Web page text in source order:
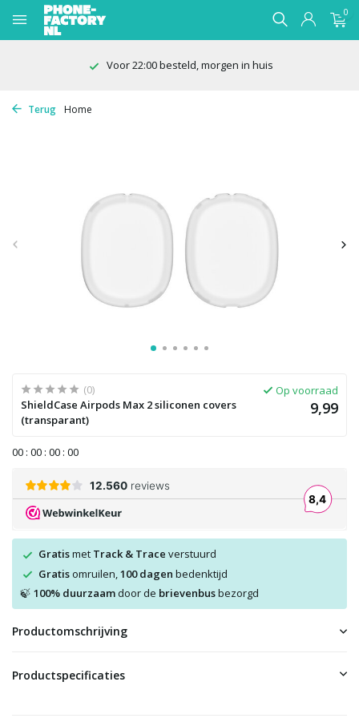
0
Voor 22:00 besteld, morgen in huis
Terug Home
(0)
ShieldCase Airpods Max 2 siliconen covers
(transparant)
Op voorraad
9,99
00 : 00 : 00 : 00
Gratismet Track & Trace verstuurd
Gratisomruilen, 100 dagen bedenktijd
🍃 100% duurzaamdoor de brievenbusbezorgd
Productomschrijving
Productspecificaties